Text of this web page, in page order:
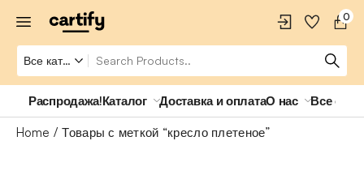
0
Распродажа!Каталог Доставка и оплатаО нас Все о
Home Товары с меткой “кресло плетеное”